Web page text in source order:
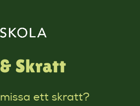
Skratt
ett skratt?